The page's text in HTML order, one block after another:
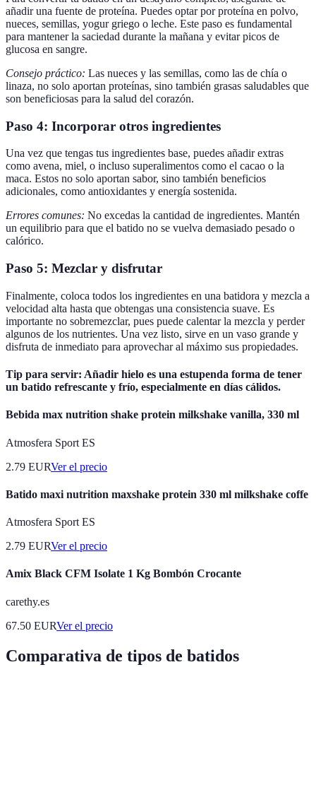
añadir una fuente de proteína. Puedes optar por proteína en polvo,
nueces, semillas, yogur griego o leche. Este paso es fundamental
para mantener la saciedad durante la mañana y evitar picos de
glucosa en sangre.
Consejo práctico: Las nueces y las semillas, como las de chía o
linaza, no solo aportan proteínas, sino también grasas saludables que
son beneficiosas para la salud del corazón.
Paso 4: Incorporar otros ingredientes
Una vez que tengas tus ingredientes base, puedes añadir extras
como avena, miel, o incluso superalimentos como el cacao o la
maca. Estos no solo aportan sabor, sino también beneficios
adicionales, como antioxidantes y energía sostenida.
Errores comunes: No excedas la cantidad de ingredientes. Mantén
un equilibrio para que el batido no se vuelva demasiado pesado o
calórico.
Paso 5: Mezclar y disfrutar
Finalmente, coloca todos los ingredientes en una batidora y mezcla a
velocidad alta hasta que obtengas una consistencia suave. Es
importante no sobremezclar, pues puede calentar la mezcla y perder
algunos de los nutrientes. Una vez listo, sirve en un vaso grande y
disfruta de inmediato para aprovechar al máximo sus propiedades.
Tip para servir: Añadir hielo es una estupenda forma de tener
un batido refrescante y frío, especialmente en días cálidos.
Bebida max nutrition shake protein milkshake vanilla, 330 ml
Atmosfera Sport ES
2.79 EURVer el precio
Batido maxi nutrition maxshake protein 330 ml milkshake coffe
Atmosfera Sport ES
2.79 EURVer el precio
Amix Black CFM Isolate 1 Kg Bombón Crocante
carethy.es
67.50 EURVer el precio
Comparativa de tipos de batidos